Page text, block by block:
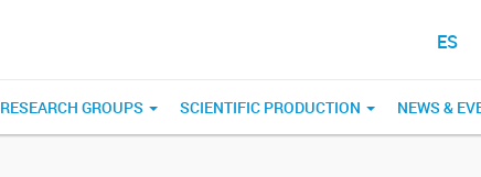
ES
RESEARCH GROUPS SCIENTIFIC PRODUCTION NEWS &